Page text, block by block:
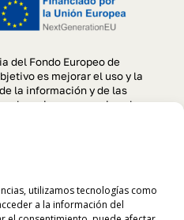
utilizamos tecnologías como
a la información del
del Fondo Europeo de
es mejorar el uso y la
la información y de las
a las mismas y gracias al
para la mejora de
de la empresa durante el
con el apoyo del
Europa»